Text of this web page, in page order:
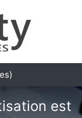
est